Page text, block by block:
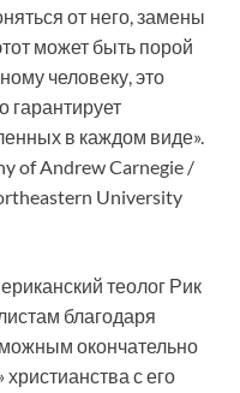
от него, замены
может быть порой
человеку, это
гарантирует
в каждом виде».
of Andrew Carnegie /
University
теолог Рик
благодаря
окончательно
христианства с его